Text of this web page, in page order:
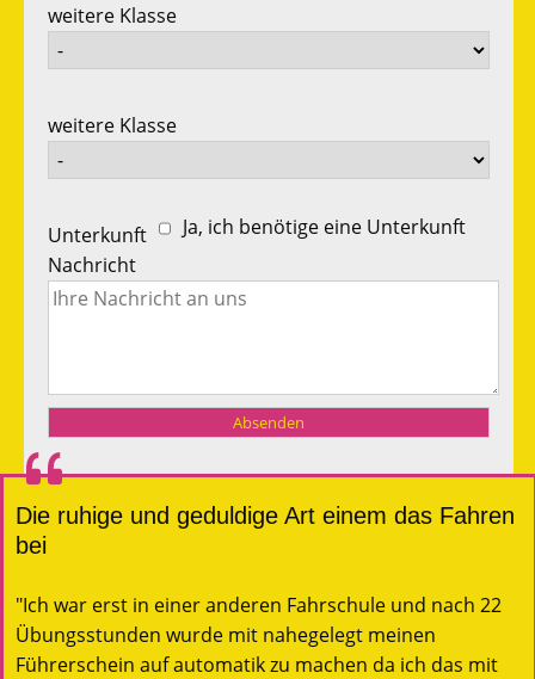
weitere Klasse
weitere Klasse
Unterkunft
Ja, ich benötige eine Unterkunft
Nachricht
Die ruhige und geduldige Art einem das Fahren
bei
"Ich war erst in einer anderen Fahrschule und nach 22
Übungsstunden wurde mit nahegelegt meinen
Führerschein auf automatik zu machen da ich das mit